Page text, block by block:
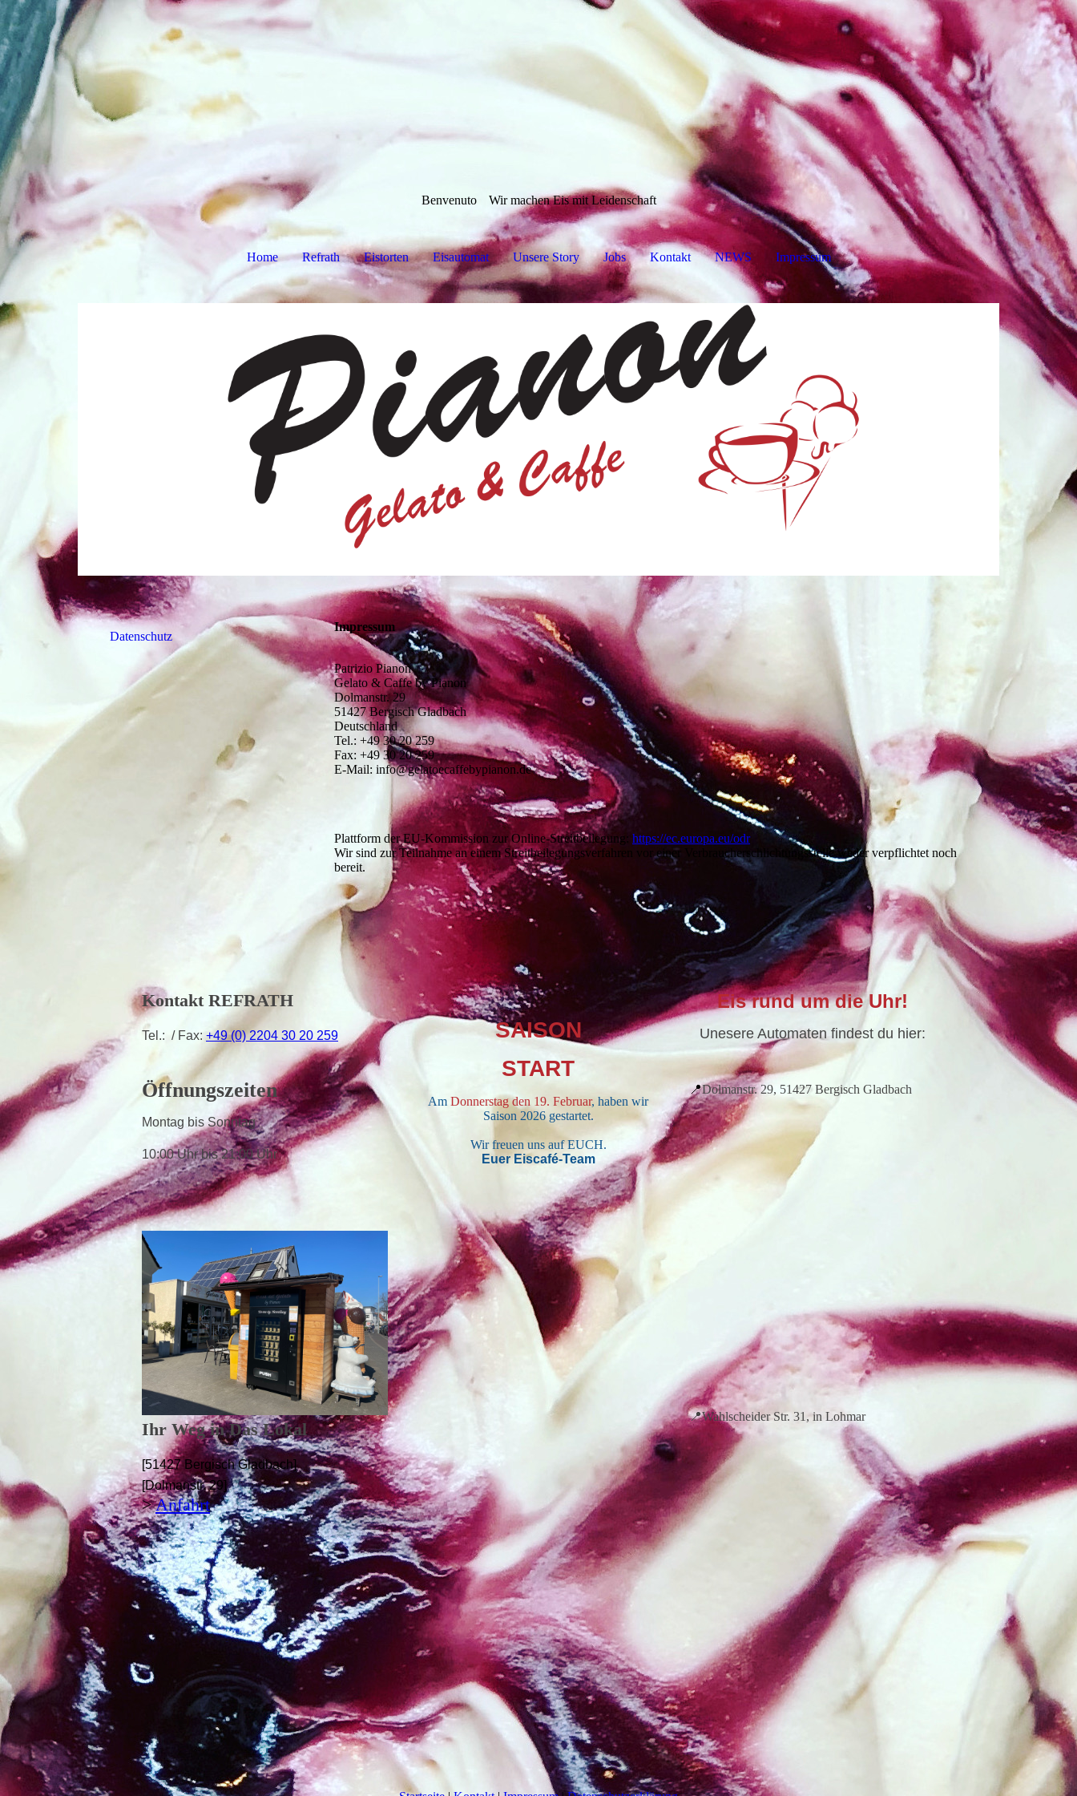
Benvenuto Wir machen Eis mit Leidenschaft
Home Refrath Eistorten Eisautomat Unsere Story Jobs Kontakt NEWS Impressum
Datenschutz
Impressum
Patrizio Pianon
Gelato & Caffe by Pianon
Dolmanstr. 29
51427 Bergisch Gladbach
Deutschland
Tel.: +49 30 20 259
Fax: +49 30 20 259
E-Mail: info@gelatoecaffebypianon.de
Plattform der EU-Kommission zur Online-Streitbeilegung: https://ec.europa.eu/odr
Wir sind zur Teilnahme an einem Streitbeilegungsverfahren vor einer Verbraucherschlichtungsstelle weder verpflichtet noch
bereit.
Kontakt REFRATH
Tel.: / Fax: +49 (0) 2204 30 20 259
Öffnungszeiten
Montag bis Sonntag
10:00 Uhr bis 21:00 Uhr
Ihr Weg in Das Lokal
[51427 Bergisch Gladbach]
[Dolmanstr. 29]
>Anfahrt
SAISON
START
AmDonnerstag den 19. Februar, haben wir
Saison 2026 gestartet.
Wir freuen uns auf EUCH.
Euer Eiscafé-Team
Eis rund um die Uhr!
Unesere Automaten findest du hier:
📍Dolmanstr. 29, 51427 Bergisch Gladbach
📍Wahlscheider Str. 31, in Lohmar